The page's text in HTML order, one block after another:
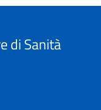
di Sanità